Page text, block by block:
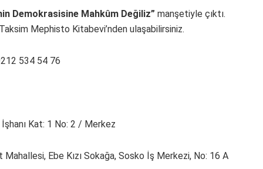
Demokrasisine Mahkûm Değiliz” manşetiyle çıktı.
Mephisto Kitabevi’nden ulaşabilirsiniz.
534 54 76
Kat: 1 No: 2 / Merkez
Ebe Kızı Sokağa, Sosko İş Merkezi, No: 16 A